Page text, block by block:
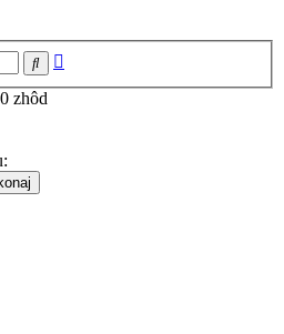
Hľadať
zhôd